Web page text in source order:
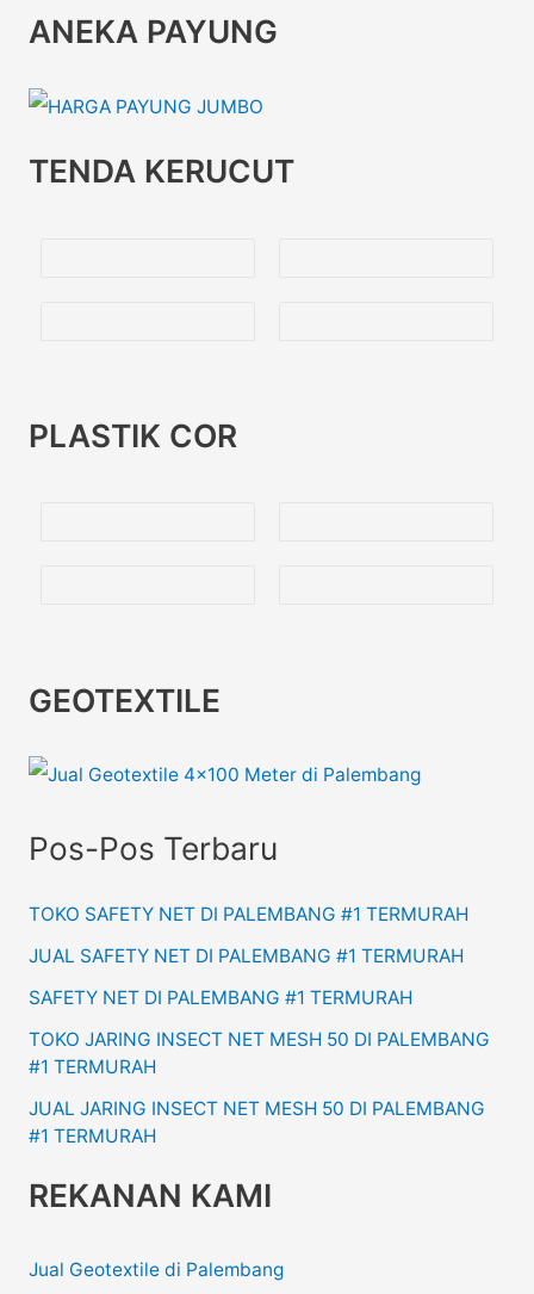
ANEKA PAYUNG
TENDA KERUCUT
PLASTIK COR
GEOTEXTILE
Pos-Pos Terbaru
TOKO SAFETY NET DI PALEMBANG #1 TERMURAH
JUAL SAFETY NET DI PALEMBANG #1 TERMURAH
SAFETY NET DI PALEMBANG #1 TERMURAH
TOKO JARING INSECT NET MESH 50 DI PALEMBANG
#1 TERMURAH
JUAL JARING INSECT NET MESH 50 DI PALEMBANG
#1 TERMURAH
REKANAN KAMI
Jual Geotextile di Palembang